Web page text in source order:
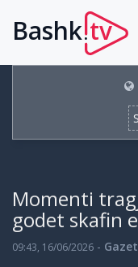
Bashk.tv
Momenti
godet skafin
09:43, 16/06/2026 -